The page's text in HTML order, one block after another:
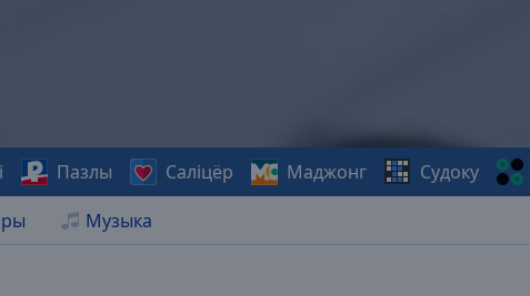
Музыка
Пазлы Саліцёр Маджонг Судоку